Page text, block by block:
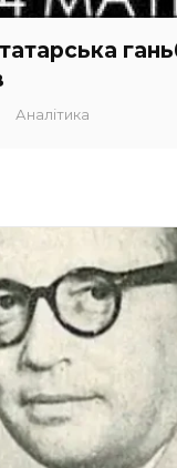
Аналітика